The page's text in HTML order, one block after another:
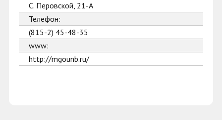
С. Перовской, 21-А
Телефон:
(815-2) 45-48-35
www:
http://mgounb.ru/